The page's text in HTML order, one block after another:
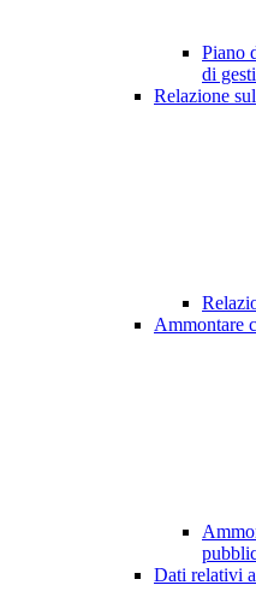
Piano
di
Relazione
Ammontare
Dati relativi